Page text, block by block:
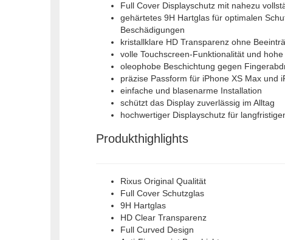
Full Cover Displayschutz mit nahezu
gehärtetes 9H Hartglas für optimalen
Beschädigungen
kristallklare HD Transparenz ohne
volle Touchscreen-Funktionalität und
oleophobe Beschichtung gegen
präzise Passform für iPhone XS Max und
einfache und blasenarme Installation
schützt das Display zuverlässig im Alltag
hochwertiger Displayschutz für
Produkthighlights
Rixus Original Qualität
Full Cover Schutzglas
9H Hartglas
HD Clear Transparenz
Full Curved Design